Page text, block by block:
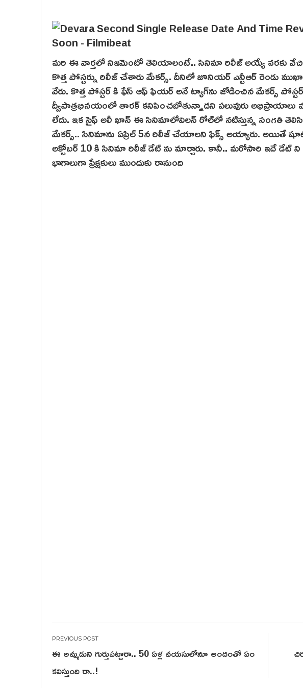
మరి ఈ వార్తలో నిజమెంటో తెలియాలంటే.. సినిమా రిలీజ్ అయ్యే వరకు వేచి
కొత్త పోస్టర్ను రిలీజ్ చేశారు మేకర్స్. దీనిలో జూనియర్ ఎన్టీఆర్ రెండు
వేరు. కొత్త పోస్టర్ కి ఫేస్ ఆఫ్ ఫియర్ అనే ట్యాగ్‌ను జోడించిన‌ మేకర్స్‌
ద్వీపాత్ర‌భినయంలో తారక్ కనిపించబోతున్నాడని పలువురు అభిప్రాయాలు
లేదు. ఇక సైఫ్ అలీ ఖాన్ ఈ సినిమాలోవిల‌న్ రోల్‌లో నటిస్తున్న సంగతి
మేక‌ర్స్‌.. సినిమాను ఏప్రిల్ 5న రిలీజ్ చేయాలని ఫిక్స్ అయ్యారు. అయితే
అక్టోబర్ 10 కి సినిమా రిలీజ్ డేట్ ను మార్చారు. కానీ.. మరోసారి ఇదే డేట్ ని
భాగాలుగా ప్రేక్షకులు ముందుకు రానుంది
Post
navigation
ఈ అమ్మడుని గుర్తుపట్టారా.. 50 ఏళ్ల వయసులోనూ అందంతో ఏం
కవిస్తుంది రా..!